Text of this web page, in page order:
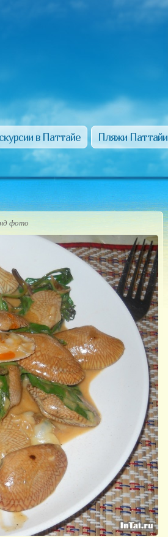
в Паттайе Пляжи Паттайи
фото